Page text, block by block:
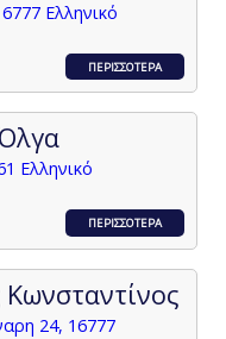
Ελληνικό
ΠΕΡΙΣΣΟΤΕΡΑ
Ελληνικό
ΠΕΡΙΣΣΟΤΕΡΑ
24, 16777